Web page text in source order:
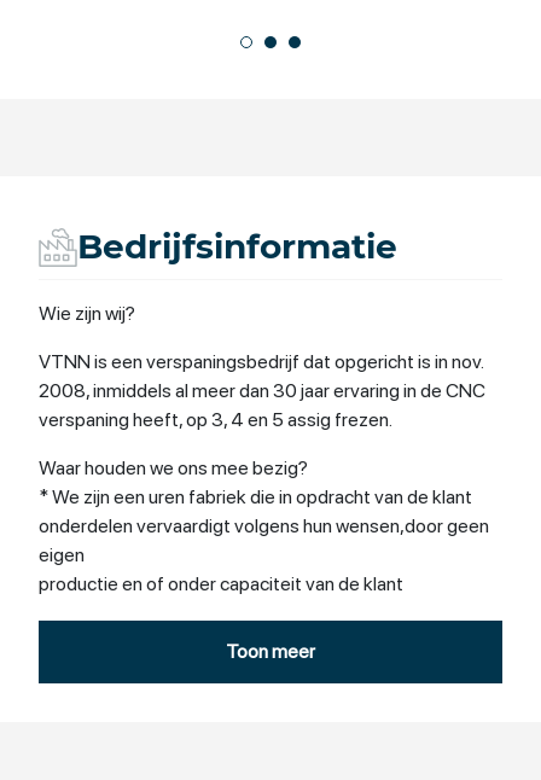
Bedrijfsinformatie
Wie zijn wij?
VTNN is een verspaningsbedrijf dat opgericht is in nov.
2008, inmiddels al meer dan 30 jaar ervaring in de CNC
verspaning heeft, op 3, 4 en 5 assig frezen.
Waar houden we ons mee bezig?
* We zijn een uren fabriek die in opdracht van de klant
onderdelen vervaardigt volgens hun wensen,door geen
eigen
productie en of onder capaciteit van de klant
* AD HOC onderdelen en reparaties al dan niet met
Toon meer